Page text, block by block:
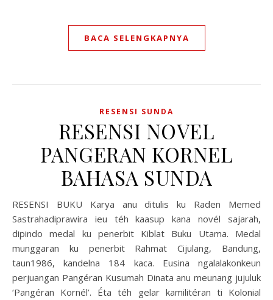
BACA SELENGKAPNYA
RESENSI SUNDA
RESENSI NOVEL
PANGERAN KORNEL
BAHASA SUNDA
RESENSI BUKU Karya anu ditulis ku Raden Memed
Sastrahadiprawira ieu téh kaasup kana novél sajarah,
dipindo medal ku penerbit Kiblat Buku Utama. Medal
munggaran ku penerbit Rahmat Cijulang, Bandung,
taun1986, kandelna 184 kaca. Eusina ngalalakonkeun
perjuangan Pangéran Kusumah Dinata anu meunang jujuluk
‘Pangéran Kornél’. Éta téh gelar kamilitéran ti Kolonial